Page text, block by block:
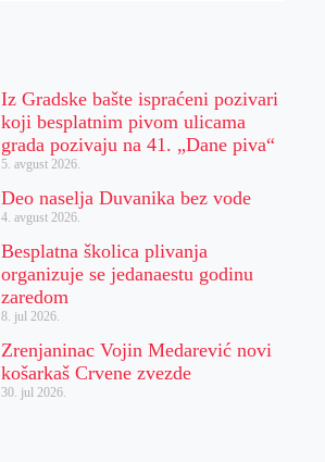
Iz Gradske bašte ispraćeni pozivari
koji besplatnim pivom ulicama
grada pozivaju na 41. „Dane piva“
5. avgust 2026.
Deo naselja Duvanika bez vode
4. avgust 2026.
Besplatna školica plivanja
organizuje se jedanaestu godinu
zaredom
8. jul 2026.
Zrenjaninac Vojin Medarević novi
košarkaš Crvene zvezde
30. jul 2026.